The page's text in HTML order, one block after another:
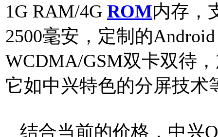
1G RAM/4G ROM内存，
2500毫安，定制的
WCDMA/GSM双卡双待
它如中兴特色的分屏技术
结合当前的价格，中兴